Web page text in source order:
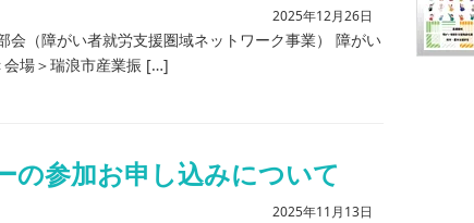
2025年12月26日
（障がい者就労支援圏域ネットワーク事業） 障がい
場＞瑞浪市産業振 […]
の参加お申し込みについて
2025年11月13日